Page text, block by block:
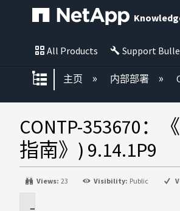
All Products Support
扩展/隐缩全局层次
主页 内部部署
CONTP-353670：
指南》) 9.14.1P9
Views: 23 Visibility: Public